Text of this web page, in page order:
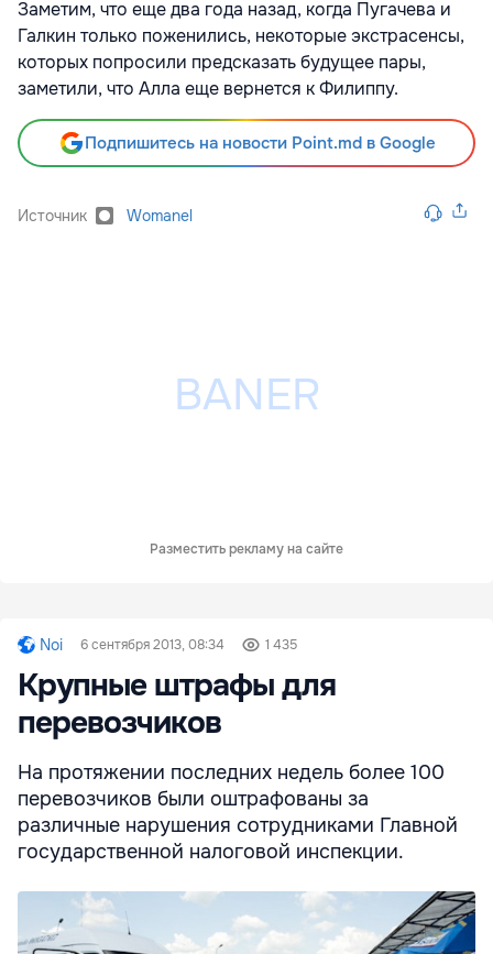
Заметим, что еще два года назад, когда Пугачева и
Галкин только поженились, некоторые экстрасенсы,
которых попросили предсказать будущее пары,
заметили, что Алла еще вернется к Филиппу.
Подпишитесь на новости Point.md в Google
Источник Womanel
Разместить рекламу на сайте
Noi 6 сентября 2013, 08:34 1 435
Крупные штрафы для
перевозчиков
На протяжении последних недель более 100
перевозчиков были оштрафованы за
различные нарушения сотрудниками Главной
государственной налоговой инспекции.